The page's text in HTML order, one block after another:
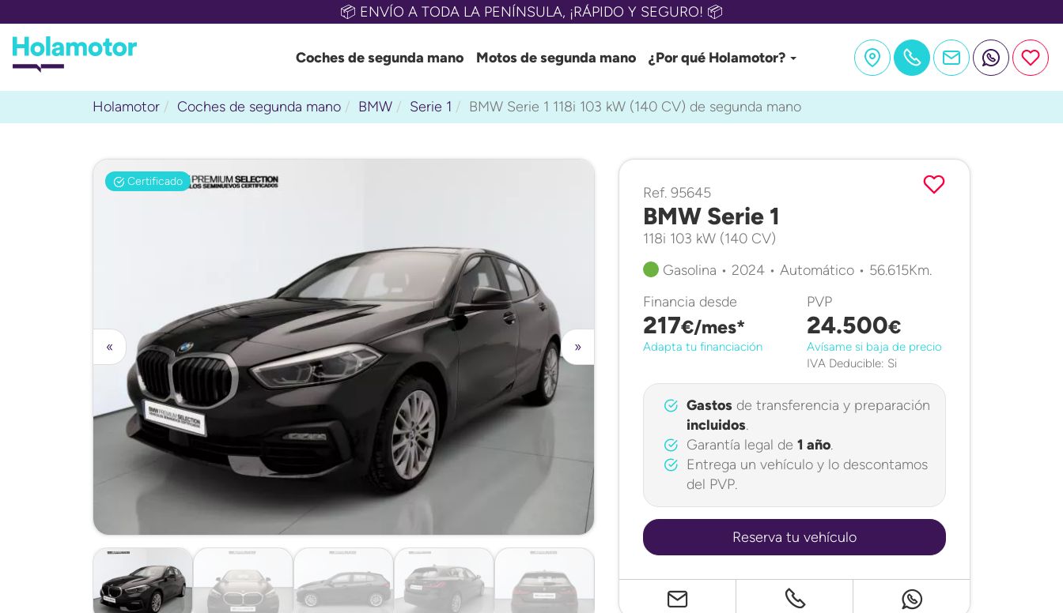
📦 ENVÍO A TODA LA PENÍNSULA, ¡RÁPIDO Y SEGURO! 📦
Coches de segunda mano Motos de segunda mano ¿Por qué Holamotor?
Holamotor Coches de segunda mano BMW Serie 1 BMW Serie 1 118i 103 kW (140 CV) de segunda mano
Certificado
»
«
Ref. 95645
BMW Serie 1
118i 103 kW (140 CV)
Gasolina • 2024 • Automático • 56.615Km.
Financia desde
217€/mes*
Adapta tu financiación
PVP
24.500€
Avísame si baja de precio
IVA Deducible: Si
Gastosde transferencia y preparación
incluidos.
Garantía legal de 1 año.
Entrega un vehículo y lo descontamos
del PVP.
Reserva tu vehículo